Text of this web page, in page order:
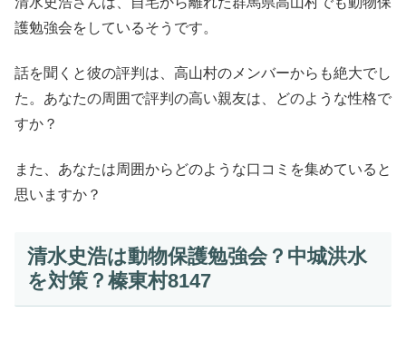
護勉強会をしているそうです。
話を聞くと彼の評判は、高山村のメンバーからも絶大でし
た。あなたの周囲で評判の高い親友は、どのような性格で
すか？
また、あなたは周囲からどのような口コミを集めていると
思いますか？
清水史浩は動物保護勉強会？中城洪水
を対策？榛東村8147